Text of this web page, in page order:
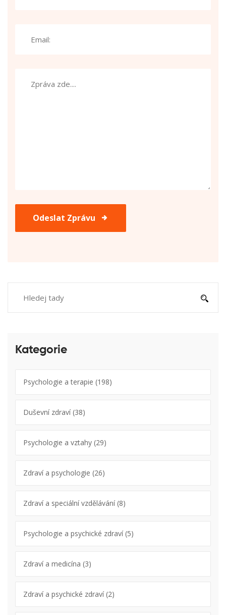
Odeslat Zprávu
Kategorie
Psychologie a terapie (198)
Duševní zdraví(38)
Psychologie a vztahy (29)
Zdraví a psychologie (26)
Zdraví a speciální vzdělávání(8)
Psychologie a psychické zdraví(5)
Zdraví a medicína (3)
Zdraví a psychické zdraví(2)